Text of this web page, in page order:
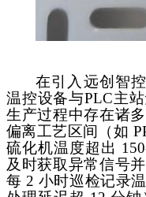
在引入远创智控
温控设备与PLC主
生产过程中存在诸
偏离工艺区间（如
硫化机温度超出
及时获取异常信号
每 2 小时巡检记录